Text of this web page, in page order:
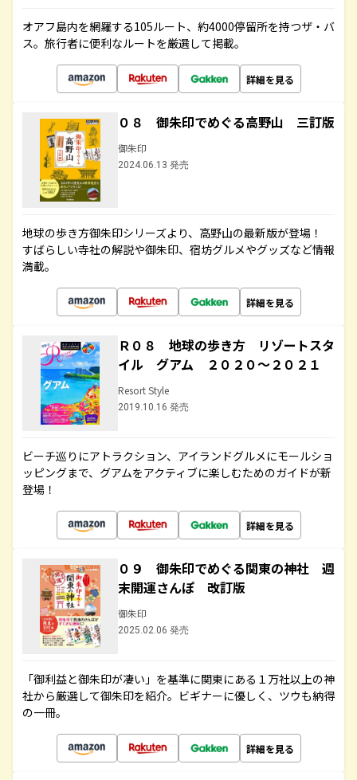
オアフ島内を網羅する105ルート、約4000停留所を持つザ・バ
ス。旅行者に便利なルートを厳選して掲載。
詳細を見る
０８ 御朱印でめぐる高野山 三訂版
御朱印
2024.06.13 発売
地球の歩き方御朱印シリーズより、高野山の最新版が登場！
すばらしい寺社の解説や御朱印、宿坊グルメやグッズなど情報
満載。
詳細を見る
Ｒ０８ 地球の歩き方 リゾートスタ
イル グアム ２０２０～２０２１
Resort Style
2019.10.16 発売
ビーチ巡りにアトラクション、アイランドグルメにモールショ
ッピングまで、グアムをアクティブに楽しむためのガイドが新
登場！
詳細を見る
０９ 御朱印でめぐる関東の神社 週
末開運さんぽ 改訂版
御朱印
2025.02.06 発売
「御利益と御朱印が凄い」を基準に関東にある１万社以上の神
社から厳選して御朱印を紹介。ビギナーに優しく、ツウも納得
の一冊。
詳細を見る